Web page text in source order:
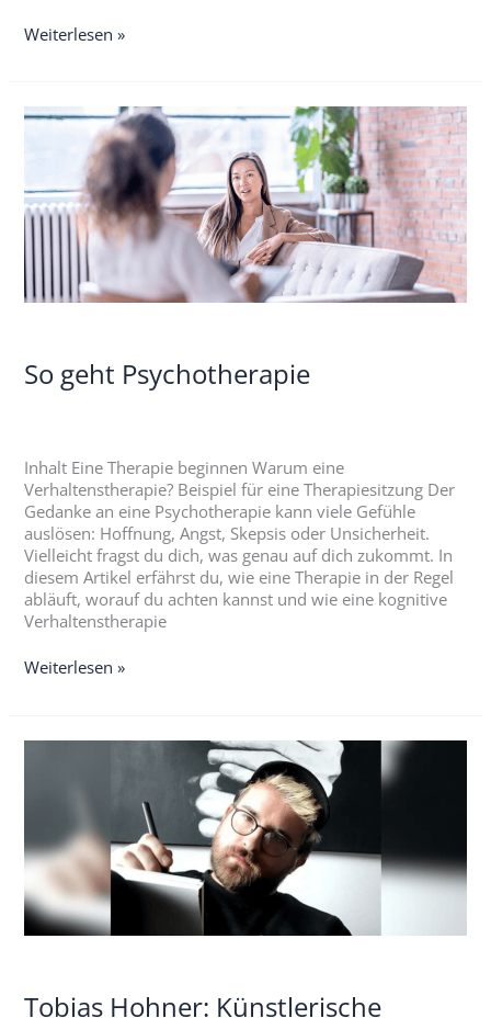
Weiterlesen »
So geht Psychotherapie
Inhalt Eine Therapie beginnen Warum eine
Verhaltenstherapie? Beispiel für eine Therapiesitzung Der
Gedanke an eine Psychotherapie kann viele Gefühle
auslösen: Hoffnung, Angst, Skepsis oder Unsicherheit.
Vielleicht fragst du dich, was genau auf dich zukommt. In
diesem Artikel erfährst du, wie eine Therapie in der Regel
abläuft, worauf du achten kannst und wie eine kognitive
Verhaltenstherapie
So
Psychotherapie
Weiterlesen »
Tobias Hohner: Künstlerische
Schizophrenie